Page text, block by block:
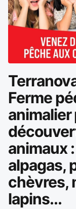
Ferme
animalier
animaux
alpagas,
chèvres,
lapins...